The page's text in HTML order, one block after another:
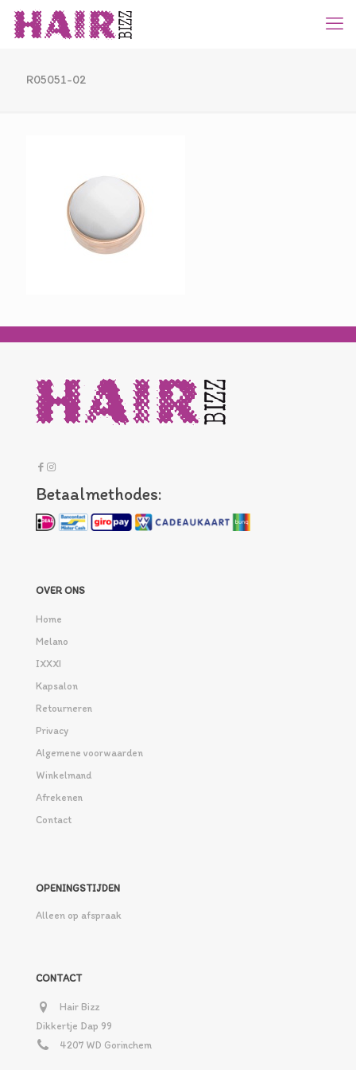
R05051-02
Betaalmethodes:
OVER ONS
Home
Melano
IXXXI
Kapsalon
Retourneren
Privacy
Algemene voorwaarden
Winkelmand
Afrekenen
Contact
OPENINGSTIJDEN
Alleen op afspraak
CONTACT
Hair Bizz
Dikkertje Dap 99
4207 WD Gorinchem